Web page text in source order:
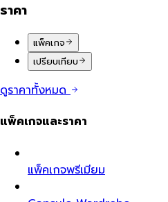
ราคา
แพ็คเกจ
เปรียบเทียบ
ดูราคาทั้งหมด
แพ็คเกจและราคา
แพ็คเกจพรีเมียม